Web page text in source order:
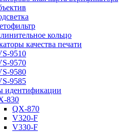
кольцо
качества печати
9510
9570
9580
9585
идентификации
830
QX-870
V320-F
V330-F